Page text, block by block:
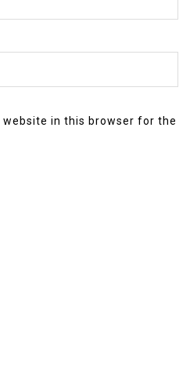
website in this browser for the